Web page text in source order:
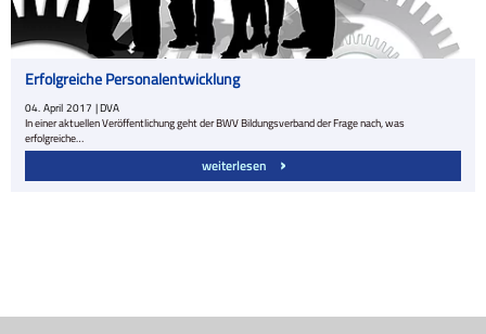
Erfolgreiche Personalentwicklung
04. April 2017 | DVA
In einer aktuellen Veröffentlichung geht der BWV Bildungsverband der Frage nach, was
erfolgreiche…
weiterlesen